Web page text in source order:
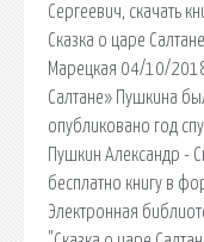
Сергеевич, скачать
Сказка о царе
Марецкая 04/10/2018
Салтане» Пушкина
опубликовано год
Пушкин Александр -
бесплатно книгу в
Электронная